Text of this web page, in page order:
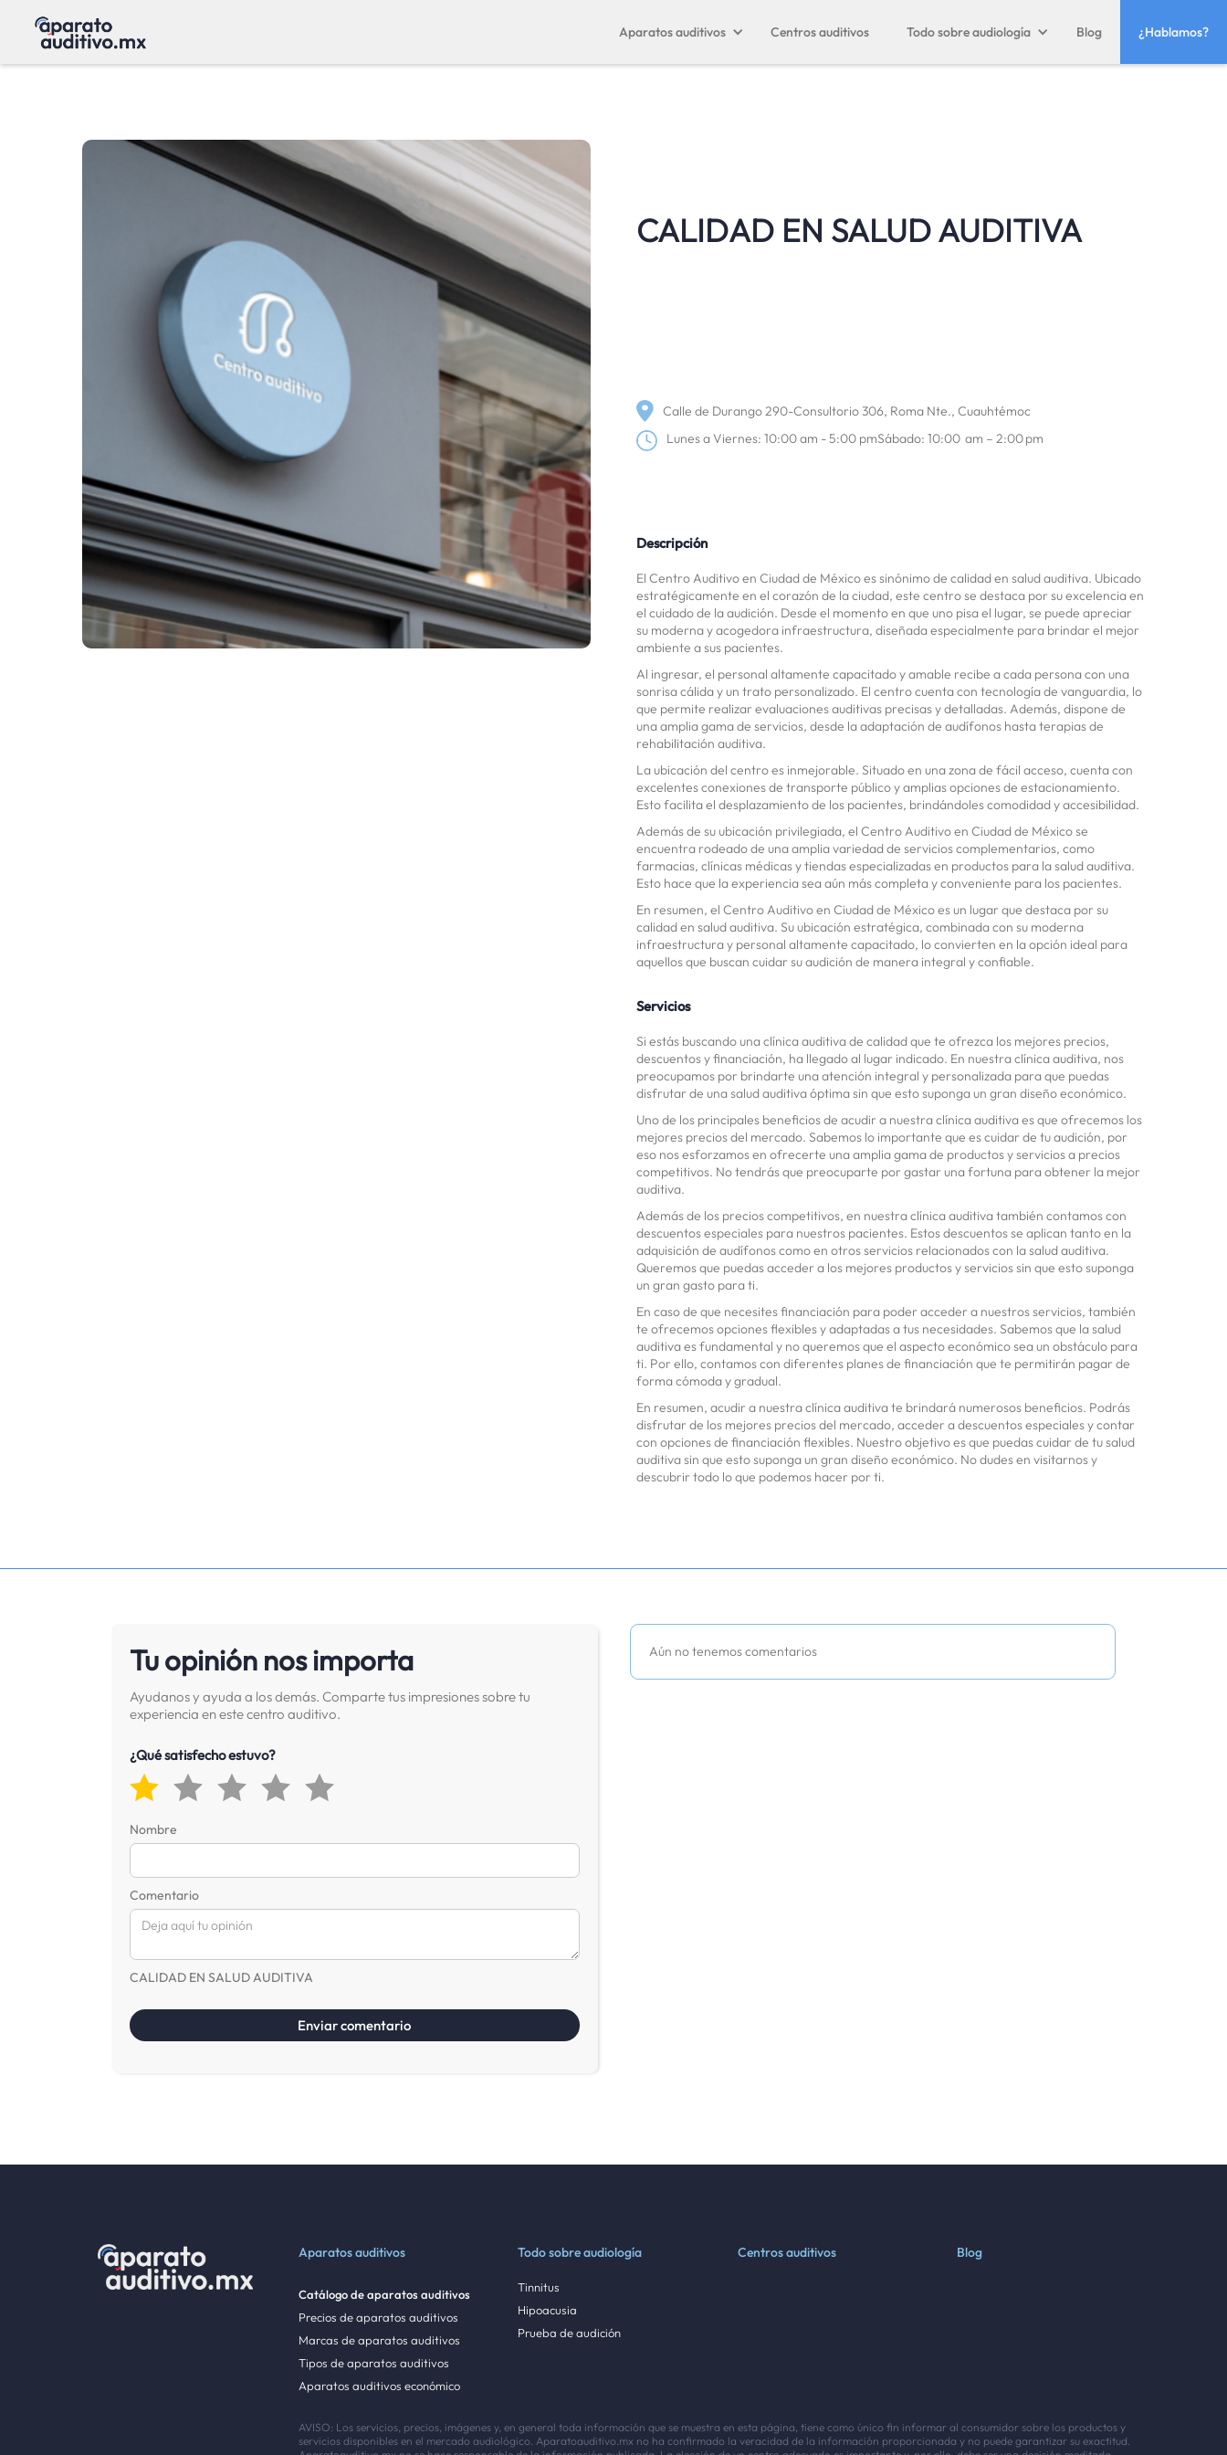
Aparatos auditivos Centros auditivos Todo sobre audiología Blog ¿Hablamos?
CALIDAD EN SALUD AUDITIVA
Calle de Durango 290-Consultorio 306, Roma Nte., Cuauhtémoc
Lunes a Viernes: 10:00 am - 5:00 pmSábado: 10:00 am – 2:00 pm
Descripción
El Centro Auditivo en Ciudad de México es sinónimo de calidad en salud auditiva. Ubicado
estratégicamente en el corazón de la ciudad, este centro se destaca por su excelencia en
el cuidado de la audición. Desde el momento en que uno pisa el lugar, se puede apreciar
su moderna y acogedora infraestructura, diseñada especialmente para brindar el mejor
ambiente a sus pacientes.
Al ingresar, el personal altamente capacitado y amable recibe a cada persona con una
sonrisa cálida y un trato personalizado. El centro cuenta con tecnología de vanguardia, lo
que permite realizar evaluaciones auditivas precisas y detalladas. Además, dispone de
una amplia gama de servicios, desde la adaptación de audífonos hasta terapias de
rehabilitación auditiva.
La ubicación del centro es inmejorable. Situado en una zona de fácil acceso, cuenta con
excelentes conexiones de transporte público y amplias opciones de estacionamiento.
Esto facilita el desplazamiento de los pacientes, brindándoles comodidad y accesibilidad.
Además de su ubicación privilegiada, el Centro Auditivo en Ciudad de México se
encuentra rodeado de una amplia variedad de servicios complementarios, como
farmacias, clínicas médicas y tiendas especializadas en productos para la salud auditiva.
Esto hace que la experiencia sea aún más completa y conveniente para los pacientes.
En resumen, el Centro Auditivo en Ciudad de México es un lugar que destaca por su
calidad en salud auditiva. Su ubicación estratégica, combinada con su moderna
infraestructura y personal altamente capacitado, lo convierten en la opción ideal para
aquellos que buscan cuidar su audición de manera integral y confiable.
Servicios
Si estás buscando una clínica auditiva de calidad que te ofrezca los mejores precios,
descuentos y financiación, ha llegado al lugar indicado. En nuestra clínica auditiva, nos
preocupamos por brindarte una atención integral y personalizada para que puedas
disfrutar de una salud auditiva óptima sin que esto suponga un gran diseño económico.
Uno de los principales beneficios de acudir a nuestra clínica auditiva es que ofrecemos los
mejores precios del mercado. Sabemos lo importante que es cuidar de tu audición, por
eso nos esforzamos en ofrecerte una amplia gama de productos y servicios a precios
competitivos. No tendrás que preocuparte por gastar una fortuna para obtener la mejor
auditiva.
Además de los precios competitivos, en nuestra clínica auditiva también contamos con
descuentos especiales para nuestros pacientes. Estos descuentos se aplican tanto en la
adquisición de audífonos como en otros servicios relacionados con la salud auditiva.
Queremos que puedas acceder a los mejores productos y servicios sin que esto suponga
un gran gasto para ti.
En caso de que necesites financiación para poder acceder a nuestros servicios, también
te ofrecemos opciones flexibles y adaptadas a tus necesidades. Sabemos que la salud
auditiva es fundamental y no queremos que el aspecto económico sea un obstáculo para
ti. Por ello, contamos con diferentes planes de financiación que te permitirán pagar de
forma cómoda y gradual.
En resumen, acudir a nuestra clínica auditiva te brindará numerosos beneficios. Podrás
disfrutar de los mejores precios del mercado, acceder a descuentos especiales y contar
con opciones de financiación flexibles. Nuestro objetivo es que puedas cuidar de tu salud
auditiva sin que esto suponga un gran diseño económico. No dudes en visitarnos y
descubrir todo lo que podemos hacer por ti.
Tu opinión nos importa
Ayudanos y ayuda a los demás. Comparte tus impresiones sobre tu
experiencia en este centro auditivo.
¿Qué satisfecho estuvo?
Nombre
Comentario
CALIDAD EN SALUD AUDITIVA
Aún no tenemos comentarios
Aparatos auditivos
Catálogo de aparatos auditivos
Precios de aparatos auditivos
Marcas de aparatos auditivos
Tipos de aparatos auditivos
Aparatos auditivos económico
Todo sobre audiología
Tinnitus
Hipoacusia
Prueba de audición
Centros auditivos Blog
AVISO: Los servicios, precios, imágenes y, en general toda información que se muestra en esta página, tiene como único fin informar al consumidor sobre los productos y
servicios disponibles en el mercado audiológico. Aparatoauditivo.mx no ha confirmado la veracidad de la información proporcionada y no puede garantizar su exactitud.